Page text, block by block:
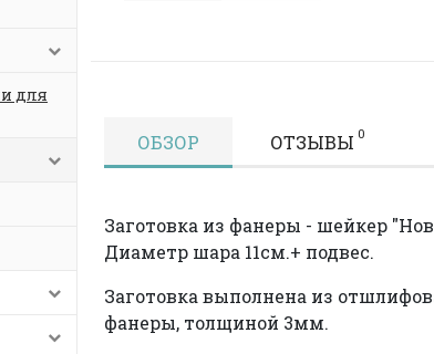
для
ОБЗОР ОТЗЫВЫ 0
Заготовка из фанеры - шейкер
Диаметр шара 11см.+ подвес.
Заготовка выполнена из
фанеры, толщиной 3мм.